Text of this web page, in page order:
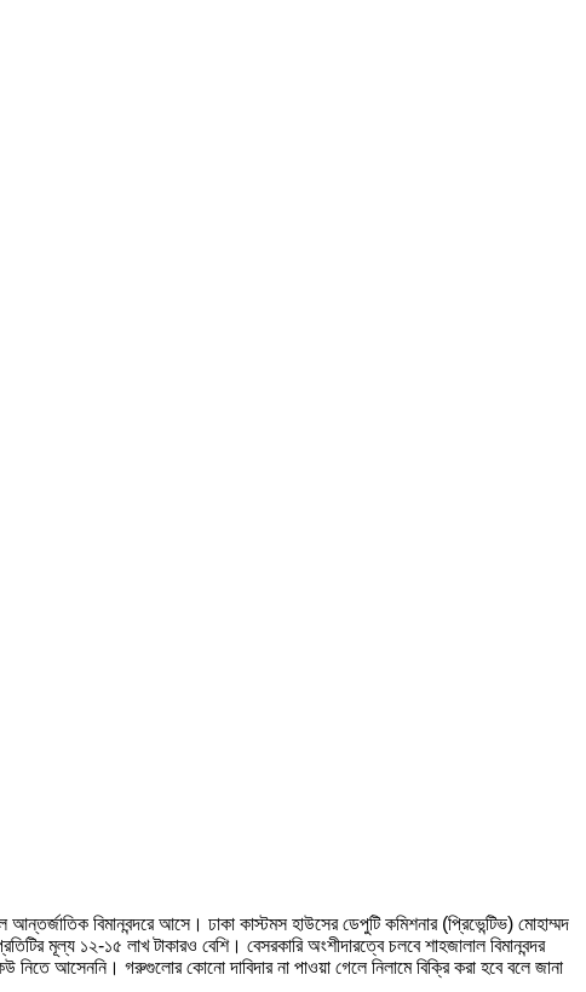
বিমানবন্দরে আসে। ঢাকা কাস্টমস হাউসের ডেপুটি কমিশনার (প্রিভেন্টিভ) মোহাম্মদ
মূল্য ১২-১৫ লাখ টাকারও বেশি। বেসরকারি অংশীদারত্বে চলবে শাহজালাল বিমানবন্দর
আসেননি। গরুগুলোর কোনো দাবিদার না পাওয়া গেলে নিলামে বিক্রি করা হবে বলে জানা